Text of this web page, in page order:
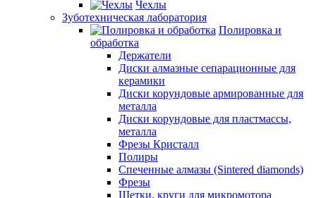
Чехлы
Зуботехническая лаборатория
Полировка и
обработка
Держатели
Диски алмазные сепарационные для
керамики
Диски корундовые армированные для
металла
Диски корундовые для пластмассы,
металла
Фрезы Кристалл
Полиры
Спеченные алмазы (Sintered diamonds)
Фрезы
Щетки, круги для микромотора